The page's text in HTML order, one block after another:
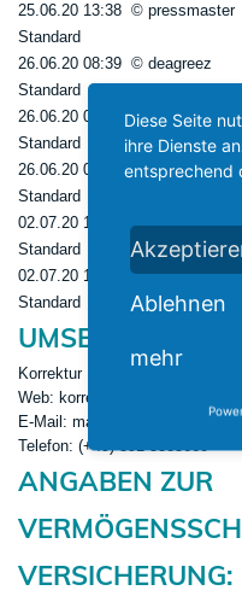
25.06.20 13:38 ©
Standard
26.06.20 08:39 ©
Standard
26.06.20 09:07 © Alex from
Standard
26.06.20 09:09 © Alex from
Standard
02.07.20 10:09 © Jacob
Standard
02.07.20 11:47 ©
Standard
UMSETZUNG
Korrektur NachOben
Web: korrekturnachoben.de
E-Mail:
Telefon: (+49) 391 5385660
ANGABEN ZUR
VERSICHERUNG:
Diese Seite
ihre Dienste
entsprechend
Ablehnen
mehr